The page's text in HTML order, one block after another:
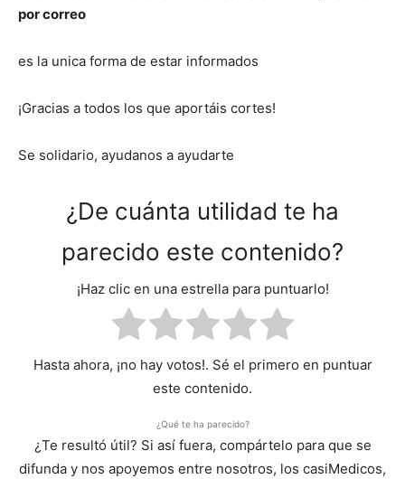
por correo
es la unica forma de estar informados
¡Gracias a todos los que aportáis cortes!
Se solidario, ayudanos a ayudarte
¿De cuánta utilidad te ha
parecido este contenido?
¡Haz clic en una estrella para puntuarlo!
Hasta ahora, ¡no hay votos!. Sé el primero en puntuar
este contenido.
¿Qué te ha parecido?
¿Te resultó útil? Si así fuera, compártelo para que se
difunda y nos apoyemos entre nosotros, los casiMedicos,